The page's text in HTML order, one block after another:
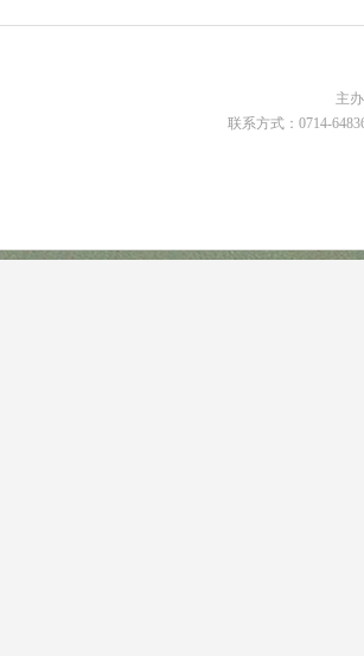
主
联系方式：0714-